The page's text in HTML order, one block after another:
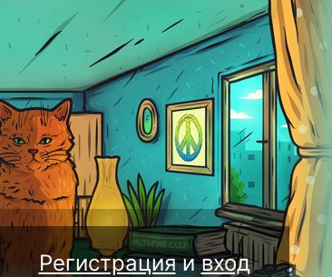
Регистрацияивход